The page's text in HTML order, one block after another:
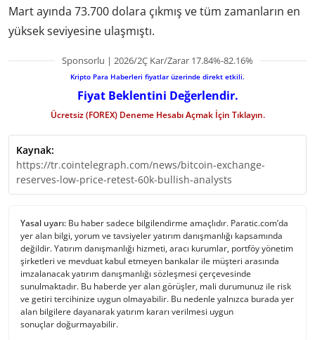
Mart ayında 73.700 dolara çıkmış ve tüm zamanların en
yüksek seviyesine ulaşmıştı.
Sponsorlu | 2026/2Ç Kar/Zarar 17.84%-82.16%
Kripto Para Haberleri fiyatlar üzerinde direkt etkili.
Fiyat Beklentini Değerlendir.
Ücretsiz (FOREX) Deneme Hesabı Açmak İçin Tıklayın.
Kaynak:
https://tr.cointelegraph.com/news/bitcoin-exchange-
reserves-low-price-retest-60k-bullish-analysts
Yasal uyarı: Bu haber sadece bilgilendirme amaçlıdır. Paratic.com’da
yer alan bilgi, yorum ve tavsiyeler yatırım danışmanlığı kapsamında
değildir. Yatırım danışmanlığı hizmeti, aracı kurumlar, portföy yönetim
şirketleri ve mevduat kabul etmeyen bankalar ile müşteri arasında
imzalanacak yatırım danışmanlığı sözleşmesi çerçevesinde
sunulmaktadır. Bu haberde yer alan görüşler, mali durumunuz ile risk
ve getiri tercihinize uygun olmayabilir. Bu nedenle yalnızca burada yer
alan bilgilere dayanarak yatırım kararı verilmesi uygun
sonuçlar doğurmayabilir.